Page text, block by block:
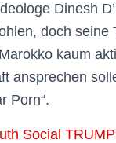
Dinesh
doch
kaum
ansprechen
Porn“.
Social